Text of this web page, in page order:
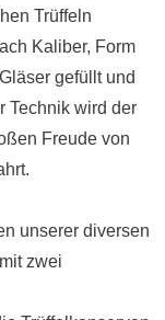
Kaliber, Form
gefüllt und
Technik wird der
Freude von
zwei
Trüffelkonserven